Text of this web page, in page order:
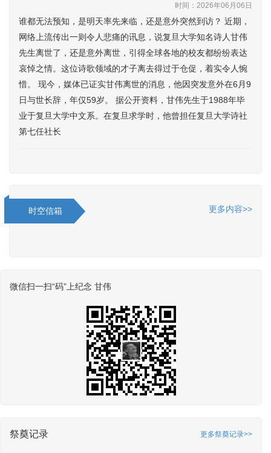
时间：2026年06月06日
谁都无法预知，是明天率先来临，还是意外突然到访？ 近期，
网络上流传出一则令人悲痛的讯息，说复旦大学知名诗人甘伟
先生离世了，还是意外离世，引得全球各地的校友都纷纷表达
哀悼之情。这位诗歌领域的才子离去得过于仓促，着实令人惋
惜。 现今，媒体已证实甘伟离世的消息，他因突发意外在6月9
日与世长辞，年仅59岁。 据公开资料，甘伟先生于1988年毕
业于复旦大学中文系。在复旦求学时，他曾担任复旦大学诗社
第七任社长
时空信箱 更多内容>>
微信扫一扫“码”上纪念 甘伟
祭奠记录 更多祭奠记录>>